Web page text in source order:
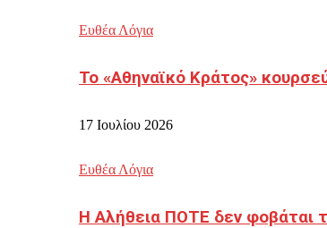
Ευθέα Λόγια
Το «Αθηναϊκό Κράτος»
17 Ιουλίου 2026
Ευθέα Λόγια
Η Αλήθεια ΠΟΤΕ δεν φοβάται